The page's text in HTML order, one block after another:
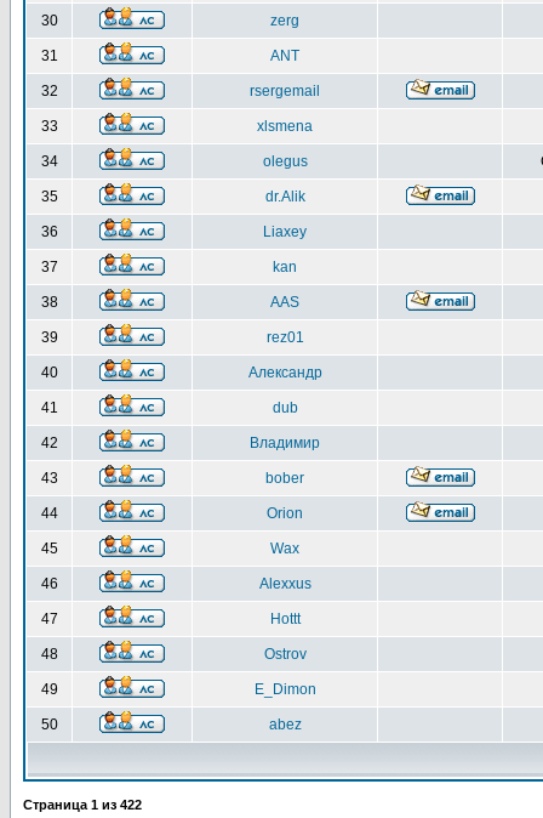
30 zerg
31 ANT
32 rsergemail
33 xlsmena
34 olegus
35 dr.Alik
36 Liaxey
37 kan
38 AAS
39 rez01
40 Александр
41 dub
42 Владимир
43 bober
44 Orion
45 Wax
46 Alexxus
47 Hottt
48 Ostrov
49 E_Dimon
50 abez
Страница 1 из 422